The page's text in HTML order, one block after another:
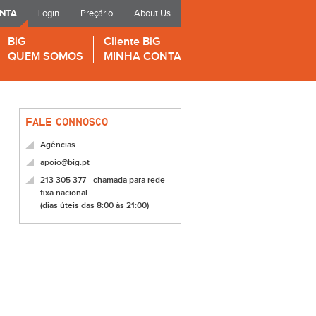
Login Preçário About Us
BiG
QUEM SOMOS
Cliente BiG
MINHA CONTA
FALE CONNOSCO
Agências
apoio@big.pt
213 305 377 - chamada para rede
fixa nacional
(dias úteis das 8:00 às 21:00)